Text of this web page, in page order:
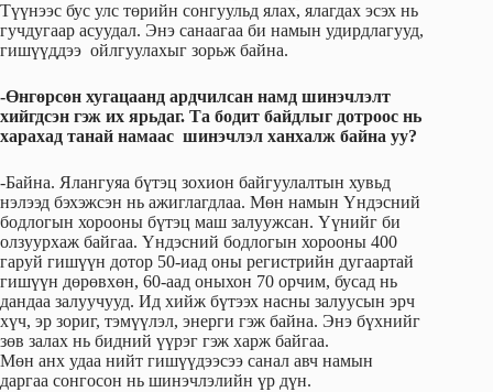
Түүнээс бус улс төрийн сонгуульд ялах, ялагдах эсэх нь
гучдугаар асуудал. Энэ санаагаа би намын удирдлагууд,
гишүүддээ ойлгуулахыг зорьж байна.
-Өнгөрсөн хугацаанд ардчилсан намд шинэчлэлт
хийгдсэн гэж их ярьдаг. Та бодит байдлыг дотроос нь
харахад танай намаас шинэчлэл ханхалж байна уу?
-Байна. Ялангуяа бүтэц зохион байгуулалтын хувьд
нэлээд бэхэжсэн нь ажиглагдлаа. Мөн намын Үндэсний
бодлогын хорооны бүтэц маш залуужсан. Үүнийг би
олзуурхаж байгаа. Үндэсний бодлогын хорооны 400
гаруй гишүүн дотор 50-иад оны регистрийн дугаартай
гишүүн дөрөвхөн, 60-аад оныхон 70 орчим, бусад нь
дандаа залуучууд. Ид хийж бүтээх насны залуусын эрч
хүч, эр зориг, тэмүүлэл, энерги гэж байна. Энэ бүхнийг
зөв залах нь бидний үүрэг гэж харж байгаа.
Мөн анх удаа нийт гишүүдээсээ санал авч намын
даргаа сонгосон нь шинэчлэлийн үр дүн.